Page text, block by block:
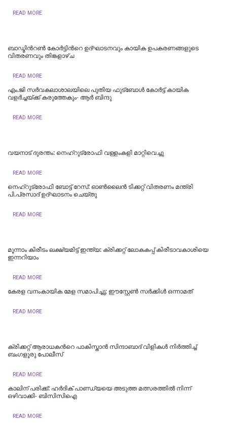
READ MORE
ബാഡ്മിന്‍റൺ കോർട്ടിന്‍റെ ഉദ്ഘാടനവും കായിക ഉപകരണങ്ങളുടെ
വിതരണവും തിങ്കളാഴ്ച
READ MORE
എം.ജി സര്‍വകലാശാലയിലെ പുതിയ ഫുട്ബോള്‍ കോര്‍ട്ട് കായിക
വളര്‍ച്ചയ്ക്ക് കരുത്തേകും- ആര്‍ ബിന്ദു
READ MORE
വയനാട് ദുരന്തം: നെഹ്റുട്രോഫി വള്ളംകളി മാറ്റിവെച്ചു
READ MORE
നെഹ്‌റുട്രോഫി ബോട്ട് റേസ്: ഓൺലൈൻ ടിക്കറ്റ് വിതരണം മന്ത്രി
പി.പ്രസാദ് ഉദ്ഘാടനം ചെയ്തു
READ MORE
മൂന്നാം കിരീടം ലക്ഷ്യമിട്ട് ഇന്ത്യ: ക്രിക്കറ്റ് ലോകകപ്പ് കിരീടാവകാശിയെ
ഇന്നറിയാം
READ MORE
കേരള വനംകായിക മേള സമാപിച്ചു; ഈസ്റ്റേൺ സർക്കിൾ ഒന്നാമത്
READ MORE
ക്രിക്കറ്റ് ആരാധകന്‍റെ പാകിസ്താന്‍ സിന്ദാബാദ് വിളികള്‍ നിര്‍ത്തിച്ച്
ബംഗളൂരു പോലീസ്
READ MORE
കാലിന് പരിക്ക്: ഹര്‍ദിക് പാണ്ഡ്യയെ അടുത്ത മത്സരത്തില്‍ നിന്ന്
ഒഴിവാക്കി- ബിസിസിഐ
READ MORE